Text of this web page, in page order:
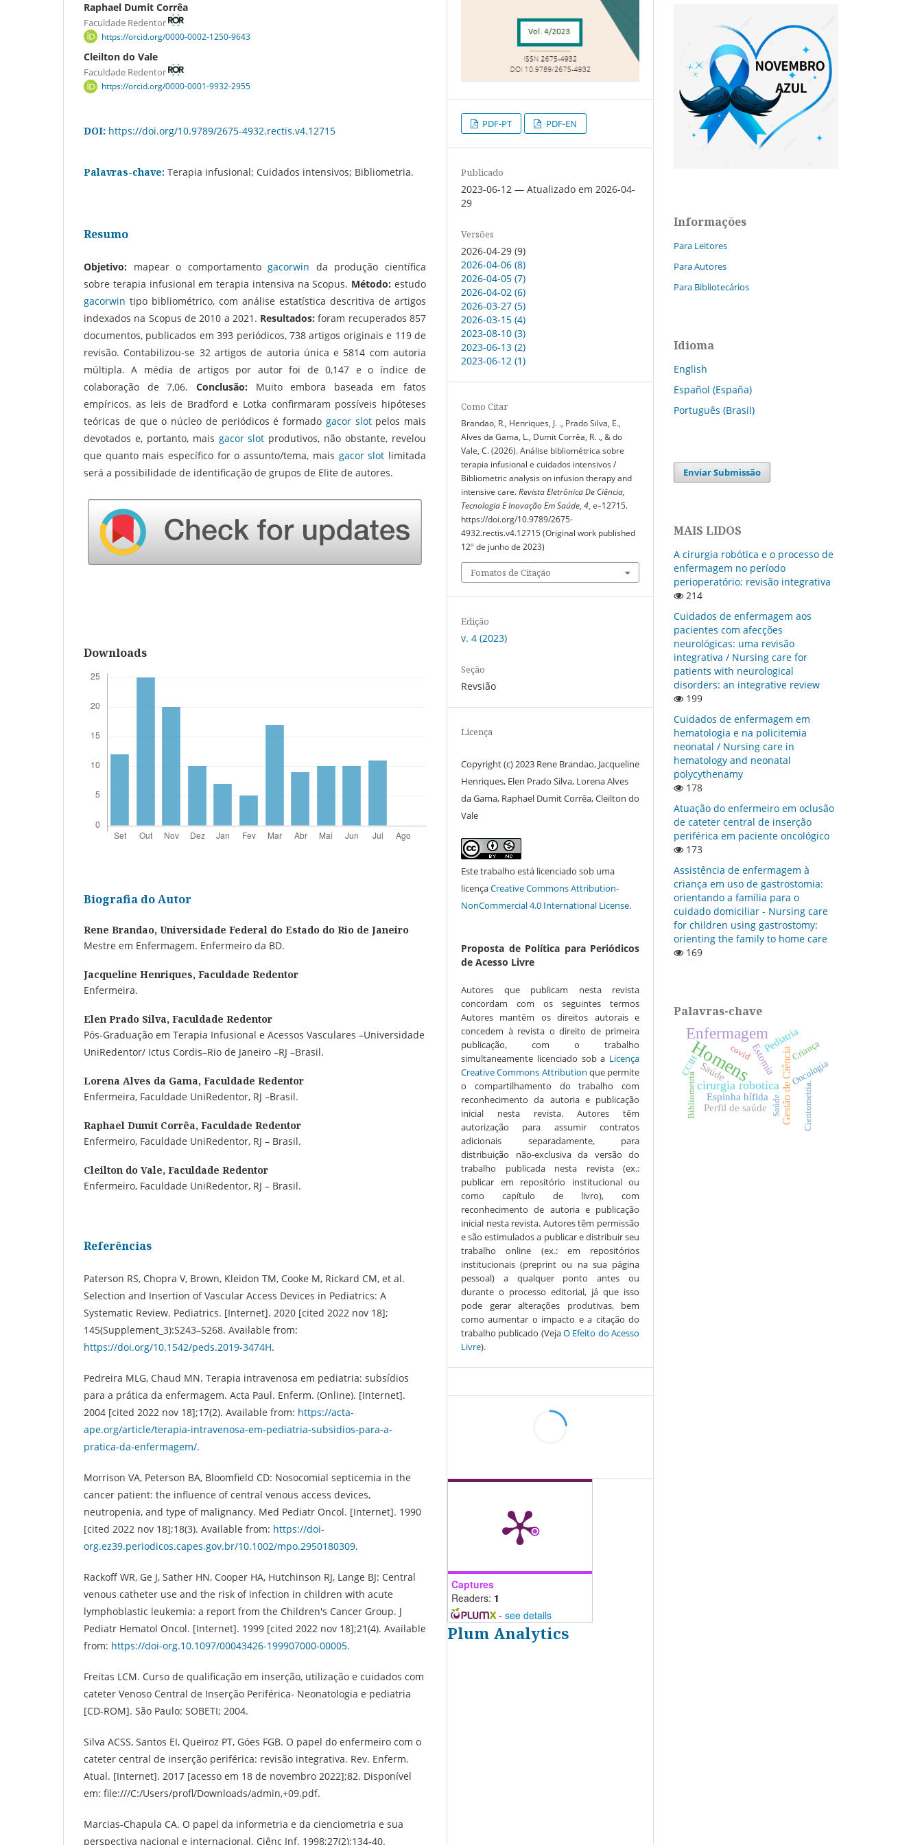
Raphael Dumit Corrêa
Faculdade Redentor
https://orcid.org/0000-0002-1250-9643
Cleilton do Vale
Faculdade Redentor
https://orcid.org/0000-0001-9932-2955
DOI: https://doi.org/10.9789/2675-4932.rectis.v4.12715
Palavras-chave: Terapia infusional; Cuidados intensivos; Bibliometria.
Resumo
Objetivo: mapear o comportamentogacorwin da produção científica
sobre terapia infusional em terapia intensiva na Scopus. Método: estudo
gacorwin tipo bibliométrico, com análise estatística descritiva de artigos
indexados na Scopus de 2010 a 2021. Resultados: foram recuperados 857
documentos, publicados em 393 periódicos, 738 artigos originais e 119 de
revisão. Contabilizou-se 32 artigos de autoria única e 5814 com autoria
múltipla. A média de artigos por autor foi de 0,147 e o índice de
colaboração de 7,06. Conclusão: Muito embora baseada em fatos
empíricos, as leis de Bradford e Lotka confirmaram possíveis hipóteses
teóricas de que o núcleo de periódicos é formado gacor slotpelos mais
devotados e, portanto, mais gacor slot produtivos, não obstante, revelou
que quanto mais específico for o assunto/tema, mais gacor slot limitada
será a possibilidade de identificação de grupos de Elite de autores.
Downloads
Biografia do Autor
Rene Brandao, Universidade Federal do Estado do Rio de Janeiro
Mestre em Enfermagem. Enfermeiro da BD.
Jacqueline Henriques, Faculdade Redentor
Enfermeira.
Elen Prado Silva, Faculdade Redentor
Pós-Graduação em Terapia Infusional e Acessos Vasculares –Universidade
UniRedentor/ Ictus Cordis–Rio de Janeiro –RJ –Brasil.
Lorena Alves da Gama, Faculdade Redentor
Enfermeira, Faculdade UniRedentor, RJ –Brasil.
Raphael Dumit Corrêa, Faculdade Redentor
Enfermeiro, Faculdade UniRedentor, RJ – Brasil.
Cleilton do Vale, Faculdade Redentor
Enfermeiro, Faculdade UniRedentor, RJ – Brasil.
Referências
Paterson RS, Chopra V, Brown, Kleidon TM, Cooke M, Rickard CM, et al.
Selection and Insertion of Vascular Access Devices in Pediatrics: A
Systematic Review. Pediatrics. [Internet]. 2020 [cited 2022 nov 18];
145(Supplement_3):S243–S268. Available from:
https://doi.org/10.1542/peds.2019-3474H.
Pedreira MLG, Chaud MN. Terapia intravenosa em pediatria: subsídios
para a prática da enfermagem. Acta Paul. Enferm. (Online). [Internet].
2004 [cited 2022 nov 18];17(2). Available from: https://acta-
ape.org/article/terapia-intravenosa-em-pediatria-subsidios-para-a-
pratica-da-enfermagem/.
Morrison VA, Peterson BA, Bloomfield CD: Nosocomial septicemia in the
cancer patient: the influence of central venous access devices,
neutropenia, and type of malignancy. Med Pediatr Oncol. [Internet]. 1990
[cited 2022 nov 18];18(3). Available from: https://doi-
org.ez39.periodicos.capes.gov.br/10.1002/mpo.2950180309.
Rackoff WR, Ge J, Sather HN, Cooper HA, Hutchinson RJ, Lange BJ: Central
venous catheter use and the risk of infection in children with acute
lymphoblastic leukemia: a report from the Children's Cancer Group. J
Pediatr Hematol Oncol. [Internet]. 1999 [cited 2022 nov 18];21(4). Available
from: https://doi-org.10.1097/00043426-199907000-00005.
Freitas LCM. Curso de qualificação em inserção, utilização e cuidados com
cateter Venoso Central de Inserção Periférica- Neonatologia e pediatria
[CD-ROM]. São Paulo: SOBETI; 2004.
Silva ACSS, Santos EI, Queiroz PT, Góes FGB. O papel do enfermeiro com o
cateter central de inserção periférica: revisão integrativa. Rev. Enferm.
Atual. [Internet]. 2017 [acesso em 18 de novembro 2022];82. Disponível
em: file:///C:/Users/profl/Downloads/admin,+09.pdf.
Marcias-Chapula CA. O papel da informetria e da cienciometria e sua
perspectiva nacional e internacional. Ciênc Inf. 1998;27(2):134-40.
PDF-PT PDF-EN
Publicado
2023-06-12 — Atualizado em 2026-04-
29
Versões
2026-04-29 (9)
2026-04-06 (8)
2026-04-05 (7)
2026-04-02 (6)
2026-03-27 (5)
2026-03-15 (4)
2023-08-10 (3)
2023-06-13 (2)
2023-06-12 (1)
Como Citar
Brandao, R., Henriques, J. ., Prado Silva, E.,
Alves da Gama, L., Dumit Corrêa, R. ., & do
Vale, C. (2026). Análise bibliométrica sobre
terapia infusional e cuidados intensivos /
Bibliometric analysis on infusion therapy and
intensive care.Revista Eletrônica De Ciência,
Tecnologia E Inovação Em Saúde, 4, e–12715.
https://doi.org/10.9789/2675-
4932.rectis.v4.12715 (Original work published
12º de junho de 2023)
Fomatos de Citação
Edição
v. 4 (2023)
Seção
Revsião
Licença
Copyright (c) 2023 Rene Brandao, Jacqueline
Henriques, Elen Prado Silva, Lorena Alves
da Gama, Raphael Dumit Corrêa, Cleilton do
Vale
Este trabalho está licenciado sob uma
licençaCreative Commons Attribution-
NonCommercial 4.0 International License.
Proposta de Política para Periódicos
de Acesso Livre
Autores que publicam nesta revista
concordam com os seguintes termos
Autores mantém os direitos autorais e
concedem à revista o direito de primeira
publicação, com o trabalho
simultaneamente licenciado sob a Licença
Creative Commons Attribution que permite
o compartilhamento do trabalho com
reconhecimento da autoria e publicação
inicial nesta revista. Autores têm
autorização para assumir contratos
adicionais separadamente, para
distribuição não-exclusiva da versão do
trabalho publicada nesta revista (ex.:
publicar em repositório institucional ou
como capítulo de livro), com
reconhecimento de autoria e publicação
inicial nesta revista. Autores têm permissão
e são estimulados a publicar e distribuir seu
trabalho online (ex.: em repositórios
institucionais (preprint ou na sua página
pessoal) a qualquer ponto antes ou
durante o processo editorial, já que isso
pode gerar alterações produtivas, bem
como aumentar o impacto e a citação do
trabalho publicado (VejaO Efeito do Acesso
Livre).
Captures
Readers: 1
- see details
Plum Analytics
Informações
Para Leitores
Para Autores
Para Bibliotecários
Idioma
English
Español (España)
Português (Brasil)
Enviar Submissão
MAIS LIDOS
A cirurgia robótica e o processo de
enfermagem no período
perioperatório: revisão integrativa
214
Cuidados de enfermagem aos
pacientes com afecções
neurológicas: uma revisão
integrativa / Nursing care for
patients with neurological
disorders: an integrative review
199
Cuidados de enfermagem em
hematologia e na policitemia
neonatal / Nursing care in
hematology and neonatal
polycythenamy
178
Atuação do enfermeiro em oclusão
de cateter central de inserção
periférica em paciente oncológico
173
Assistência de enfermagem à
criança em uso de gastrostomia:
orientando a família para o
cuidado domiciliar - Nursing care
for children using gastrostomy:
orienting the family to home care
169
Palavras-chave
Homens
Enfermagem
cirurgia robotica Gestão de Ciência
Espinha bífida
Estomia
Saúde
Pediatria
Perfil de saúde
Criança
Oncologia
CCIH
Cientometria.
covid
Saúde.
Bibliometria